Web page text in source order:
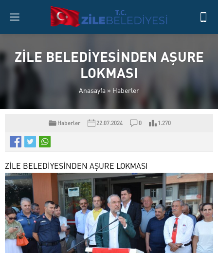
ZİLE BELEDİYESİNDEN AŞURE
LOKMASI
Anasayfa » Haberler
Haberler 22.07.2024 0 1.270
ZİLE BELEDİYESİNDEN AŞURE LOKMASI